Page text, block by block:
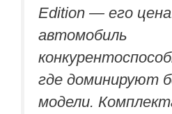
Edition — его
автомобиль
где доминируют
модели.